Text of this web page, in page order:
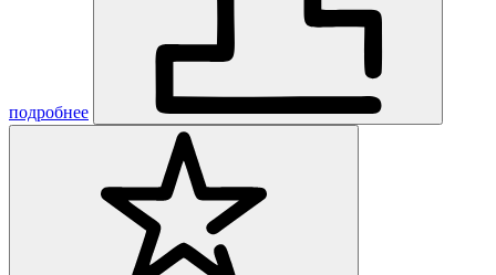
подробнее